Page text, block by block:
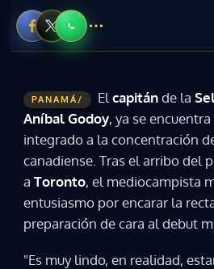
PANAMÁ/ El capitánde la
Aníbal Godoy, ya se
integrado a la concentración
canadiense. Tras el arribo del
a Toronto, el mediocampista
entusiasmo por encarar la
preparación de cara al debut
"Es muy lindo, en realidad,